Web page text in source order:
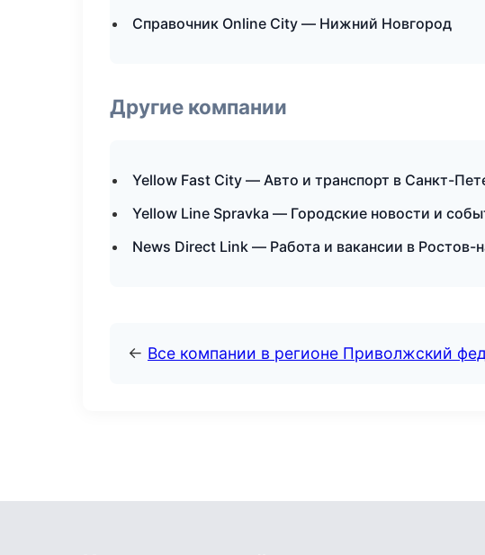
Справочник Online City — Нижний Новгород
Другие компании
Yellow Fast City — Авто и транспорт в Санкт-
Yellow Line Spravka — Городские новости и
News Direct Link — Работа и вакансии в Ростов-
← Все компании в регионе Приволжский